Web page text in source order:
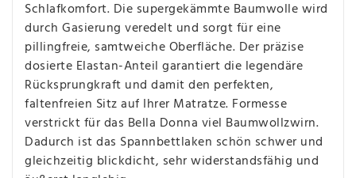
Schlafkomfort. Die supergekämmte Baumwolle wird
durch Gasierung veredelt und sorgt für eine
pillingfreie, samtweiche Oberfläche. Der präzise
dosierte Elastan-Anteil garantiert die legendäre
Rücksprungkraft und damit den perfekten,
faltenfreien Sitz auf Ihrer Matratze. Formesse
verstrickt für das Bella Donna viel Baumwollzwirn.
Dadurch ist das Spannbettlaken schön schwer und
gleichzeitig blickdicht, sehr widerstandsfähig und